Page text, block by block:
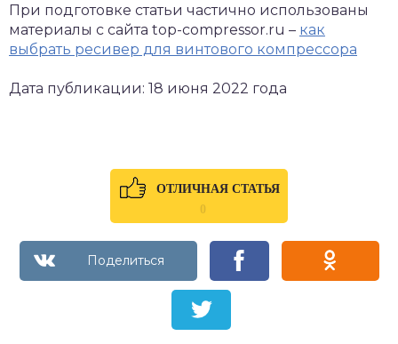
При подготовке статьи частично использованы
материалы с сайта top-compressor.ru – как
выбрать ресивер для винтового компрессора
Дата публикации: 18 июня 2022 года
ОТЛИЧНАЯ СТАТЬЯ
0